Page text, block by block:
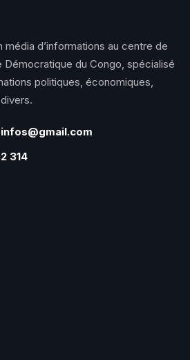
média d’informations au centre de
Démocratique du Congo, spécialisé
politiques, économiques,
314